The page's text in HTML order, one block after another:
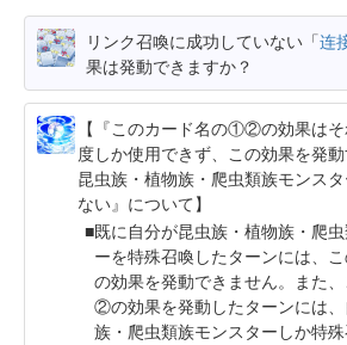
リンク召喚に成功していない「连
果は発動できますか？
【『このカード名の①②の効果はそ
度しか使用できず、この効果を発
昆虫族・植物族・爬虫類族モンス
ない』について】
既に自分が昆虫族・植物族・爬
ーを特殊召喚したターンには、
の効果を発動できません。また
②の効果を発動したターンには
族・爬虫類族モンスターしか特殊